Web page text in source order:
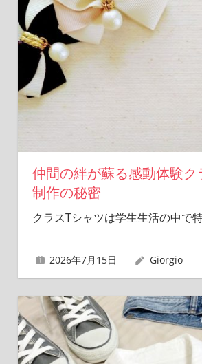
仲間の絆が蘇る感動体験ク
制作の秘密
クラスTシャツは学生生活の中で
2026年7月15日 Giorgio